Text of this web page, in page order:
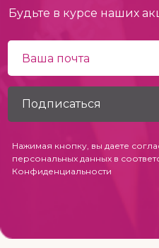
Будьте в курсе наших
Нажимая кнопку, вы даете
персональных данных в
Конфиденциальности